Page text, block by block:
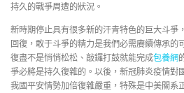
持久的戰爭周遭的狀況。
新時期停止具有很多新的汗青特色的巨大斗爭
回復，敢于斗爭的精力是我們必需賡續傳承的
復盡不是悄悄松松、敲鑼打鼓就能完成包養網
爭必將是持久復雜的。以後，新冠肺炎疫情對
我國平安情勢加倍復雜嚴重，特殊是中美關系